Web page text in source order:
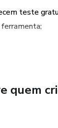
teste
links diretos
quem